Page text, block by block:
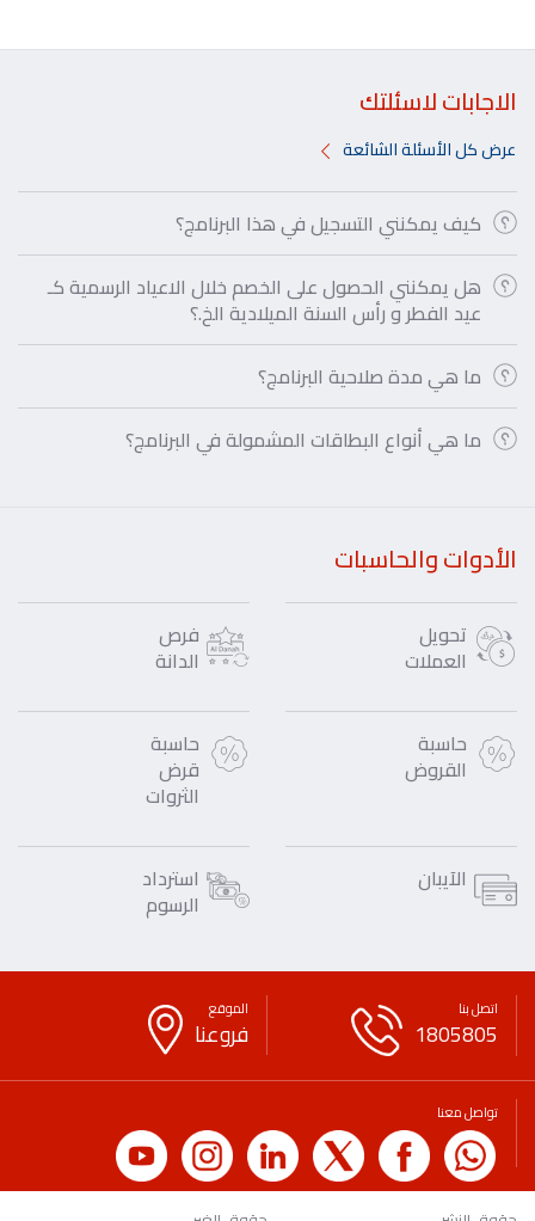
الاجابات لاسئلتك
عرض كل الأسئلة الشائعة
كيف يمكنني التسجيل في هذا البرنامج؟
هل يمكنني الحصول على الخصم خلال الاعياد الرسمية كـ
عيد الفطر و رأس السنة الميلادية الخ.؟
ما هي مدة صلاحية البرنامج؟
ما هي أنواع البطاقات المشمولة في البرنامج؟
الأدوات والحاسبات
تحويل
العملات
فرص
الدانة
حاسبة
القروض
حاسبة
قرض
الثروات
الآيبان استرداد
الرسوم
اتصل بنا
1805805
الموقع
فروعنا
تواصل معنا